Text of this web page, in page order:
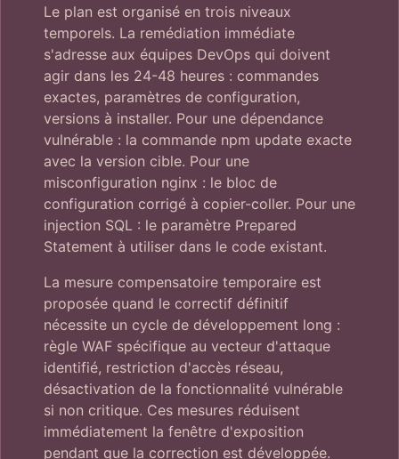
Le plan est organisé en trois niveaux
temporels. La remédiation immédiate
s'adresse aux équipes DevOps qui doivent
agir dans les 24-48 heures : commandes
exactes, paramètres de configuration,
versions à installer. Pour une dépendance
vulnérable : la commande npm update exacte
avec la version cible. Pour une
misconfiguration nginx : le bloc de
configuration corrigé à copier-coller. Pour une
injection SQL : le paramètre Prepared
Statement à utiliser dans le code existant.
La mesure compensatoire temporaire est
proposée quand le correctif définitif
nécessite un cycle de développement long :
règle WAF spécifique au vecteur d'attaque
identifié, restriction d'accès réseau,
désactivation de la fonctionnalité vulnérable
si non critique. Ces mesures réduisent
immédiatement la fenêtre d'exposition
pendant que la correction est développée.